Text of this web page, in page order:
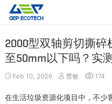
应用领域
资讯动态
关于我们
联系我们
2000型双轴剪切撕
至50mm以下吗？实
Feb 10, 2026 曹敏 174
在生活垃圾资源化项目中，不少